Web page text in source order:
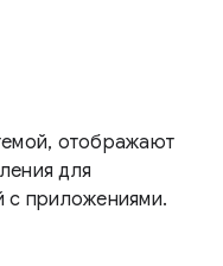
отображают
для
с приложениями.